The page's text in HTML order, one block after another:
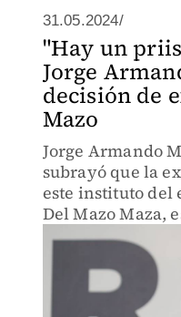
31.05.2024/
"Hay un
Jorge
decisión de
Mazo
Jorge Armando
subrayó que la
este instituto del
Del Mazo Maza,
“priismo